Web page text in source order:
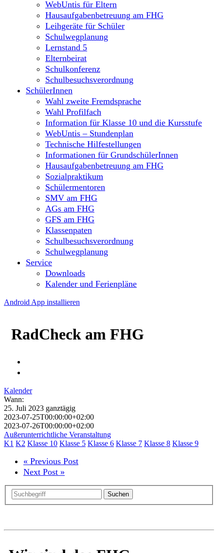
WebUntis für Eltern
Hausaufgabenbetreuung am FHG
Leihgeräte für Schüler
Schulwegplanung
Lernstand 5
Elternbeirat
Schulkonferenz
Schulbesuchsverordnung
SchülerInnen
Wahl zweite Fremdsprache
Wahl Profilfach
Information für Klasse 10 und die Kursstufe
WebUntis – Stundenplan
Technische Hilfestellungen
Informationen für GrundschülerInnen
Hausaufgabenbetreuung am FHG
Sozialpraktikum
Schülermentoren
SMV am FHG
AGs am FHG
GFS am FHG
Klassenpaten
Schulbesuchsverordnung
Schulwegplanung
Service
Downloads
Kalender und Ferienpläne
Android App installieren
RadCheck am FHG
Kalender
Wann:
25. Juli 2023 ganztägig
2023-07-25T00:00:00+02:00
2023-07-26T00:00:00+02:00
Außerunterrichtliche Veranstaltung
K1 K2 Klasse 10 Klasse 5 Klasse 6 Klasse 7 Klasse 8 Klasse 9
« Previous Post
Next Post »
Suchen